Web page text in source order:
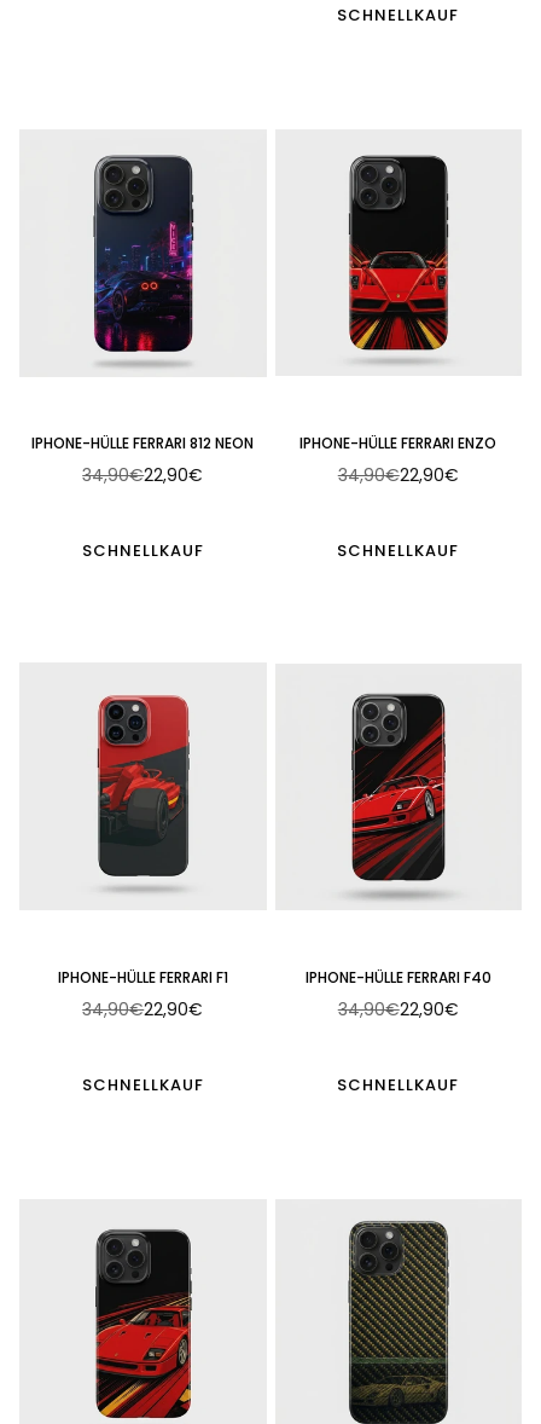
SCHNELLKAUF
IPHONE-HÜLLE FERRARI 812 NEON
Normaler
34,90€22,90€
SCHNELLKAUF
IPHONE-HÜLLE FERRARI ENZO
Normaler
34,90€22,90€
SCHNELLKAUF
IPHONE-HÜLLE FERRARI F1
Normaler
34,90€22,90€
SCHNELLKAUF
IPHONE-HÜLLE FERRARI F40
Normaler
34,90€22,90€
SCHNELLKAUF